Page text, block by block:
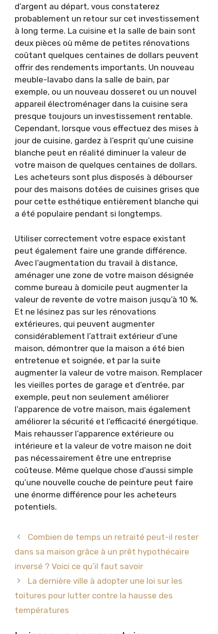
d’argent au départ, vous constaterez
probablement un retour sur cet investissement
à long terme. La cuisine et la salle de bain sont
deux pièces où même de petites rénovations
coûtant quelques centaines de dollars peuvent
offrir des rendements importants. Un nouveau
meuble-lavabo dans la salle de bain, par
exemple, ou un nouveau dosseret ou un nouvel
appareil électroménager dans la cuisine sera
presque toujours un investissement rentable.
Cependant, lorsque vous effectuez des mises à
jour de cuisine, gardez à l’esprit qu’une cuisine
blanche peut en réalité diminuer la valeur de
votre maison de quelques centaines de dollars.
Les acheteurs sont plus disposés à débourser
pour des maisons dotées de cuisines grises que
pour cette esthétique entièrement blanche qui
a été populaire pendant si longtemps.
Utiliser correctement votre espace existant
peut également faire une grande différence.
Avec l’augmentation du travail à distance,
aménager une zone de votre maison désignée
comme bureau à domicile peut augmenter la
valeur de revente de votre maison jusqu’à 10 %.
Et ne lésinez pas sur les rénovations
extérieures, qui peuvent augmenter
considérablement l’attrait extérieur d’une
maison, démontrer que la maison a été bien
entretenue et soignée, et par la suite
augmenter la valeur de votre maison. Remplacer
les vieilles portes de garage et d’entrée, par
exemple, peut non seulement améliorer
l’apparence de votre maison, mais également
améliorer la sécurité et l’efficacité énergétique.
Mais rehausser l’apparence extérieure ou
intérieure et la valeur de votre maison ne doit
pas nécessairement être une entreprise
coûteuse. Même quelque chose d’aussi simple
qu’une nouvelle couche de peinture peut faire
une énorme différence pour les acheteurs
potentiels.
Combien de temps un retraité peut-il rester
dans sa maison grâce à un prêt hypothécaire
inversé ? Voici ce qu’il faut savoir
La dernière ville à adopter une loi sur les
toitures pour lutter contre la hausse des
températures